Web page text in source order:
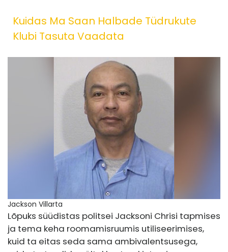
Kuidas Ma Saan Halbade Tüdrukute
Klubi Tasuta Vaadata
Jackson Villarta
Lõpuks süüdistas politsei Jacksoni Chrisi tapmises
ja tema keha roomamisruumis utiliseerimises,
kuid ta eitas seda sama ambivalentsusega,